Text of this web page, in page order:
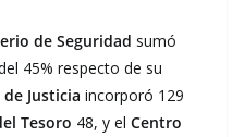
de Seguridad sumó
45% respecto de su
Justicia incorporó 129
Tesoro 48, y el Centro